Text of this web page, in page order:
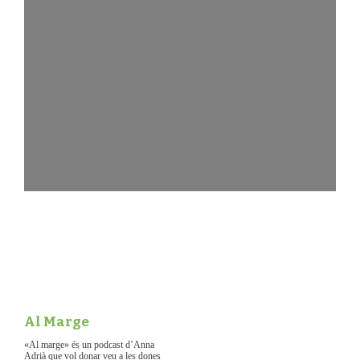
Al Marge
«Al marge» és un podcast d’Anna
Adrià que vol donar veu a les dones